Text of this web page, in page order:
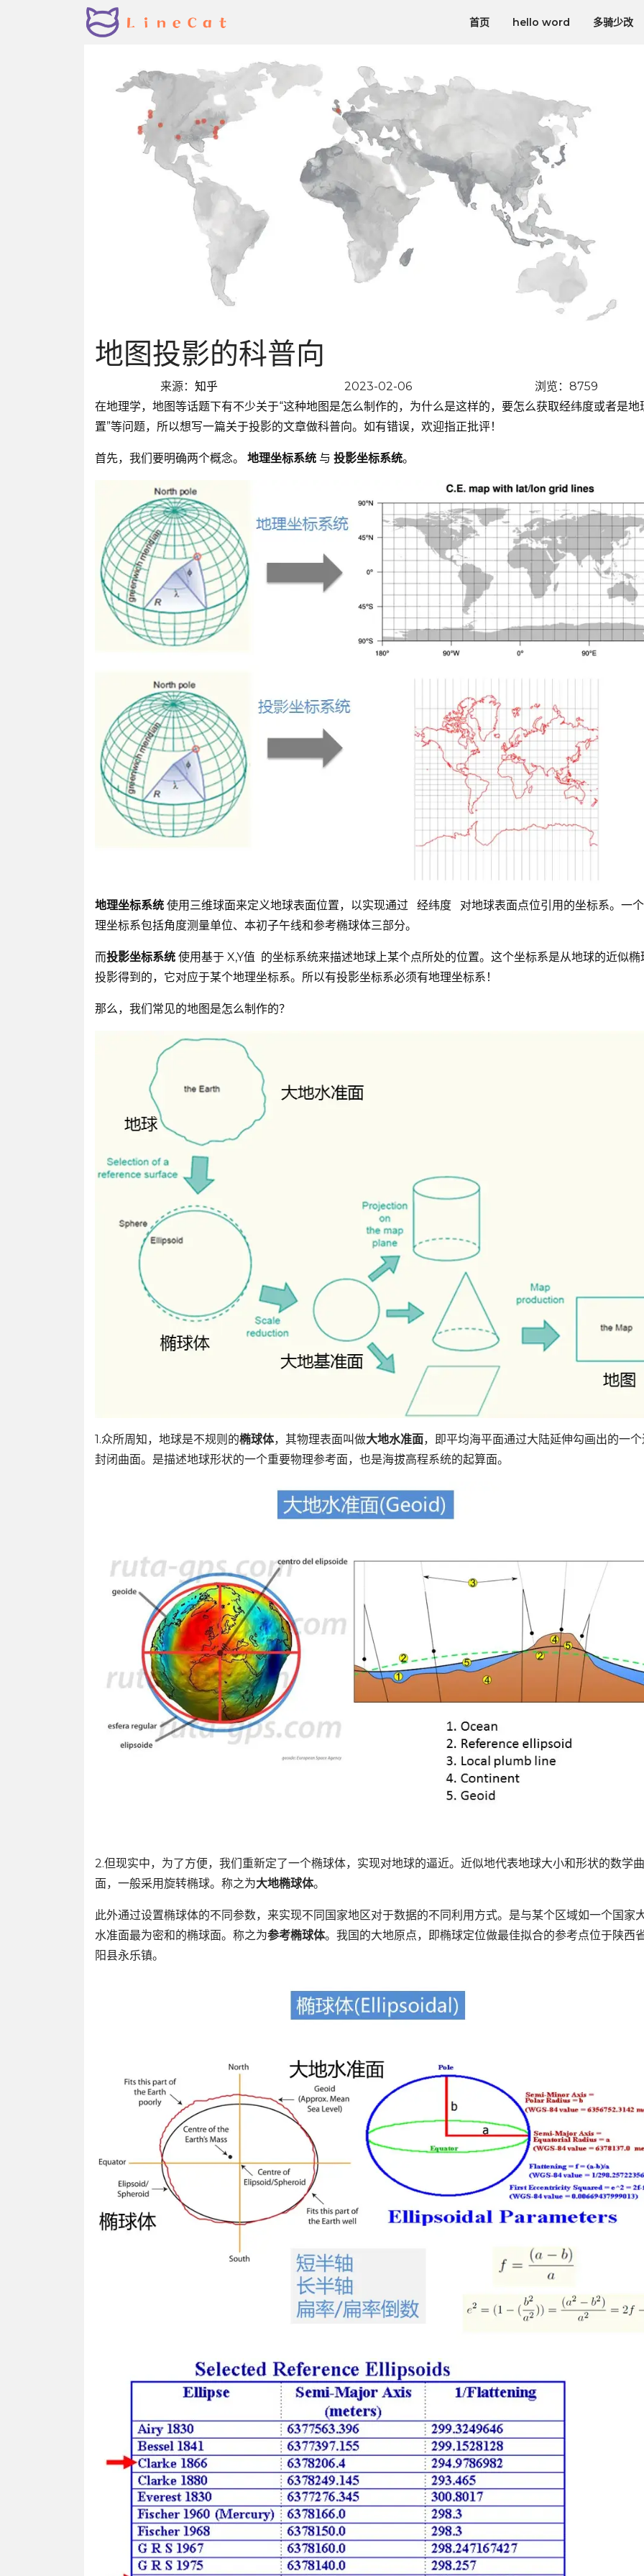
首页 hello word 多骑少改
地图投影的科普向
来源：知乎 2023-02-06
浏览：8759
在地理学，地图等话题下有不少关于“这种地图是怎么制作的，为什么是这样的，要怎么获取经纬度或者是地
置”等问题，所以想写一篇关于投影的文章做科普向。如有错误，欢迎指正批评！
首先，我们要明确两个概念。 地理坐标系统 与 投影坐标系统。
地理坐标系统 使用三维球面来定义地球表面位置，以实现通过 经纬度 对地球表面点位引用的坐标系。一
理坐标系包括角度测量单位、本初子午线和参考椭球体三部分。
而投影坐标系统 使用基于 X,Y值 的坐标系统来描述地球上某个点所处的位置。这个坐标系是从地球的近似椭
投影得到的，它对应于某个地理坐标系。所以有投影坐标系必须有地理坐标系！
那么，我们常见的地图是怎么制作的？
1.众所周知，地球是不规则的椭球体，其物理表面叫做大地水准面，即平均海平面通过大陆延伸勾画出的一
封闭曲面。是描述地球形状的一个重要物理参考面，也是海拔高程系统的起算面。
2.但现实中，为了方便，我们重新定了一个椭球体，实现对地球的逼近。近似地代表地球大小和形状的数学曲
面，一般采用旋转椭球。称之为大地椭球体。
此外通过设置椭球体的不同参数，来实现不同国家地区对于数据的不同利用方式。是与某个区域如一个国家
水准面最为密和的椭球面。称之为参考椭球体。我国的大地原点，即椭球定位做最佳拟合的参考点位于陕西
阳县永乐镇。